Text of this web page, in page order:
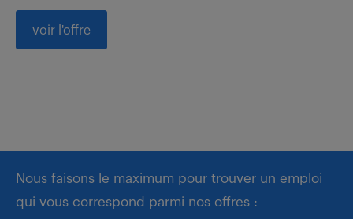
voir l'offre
Nous faisons le maximum pour trouver un emploi
qui vous correspond parmi nos offres :